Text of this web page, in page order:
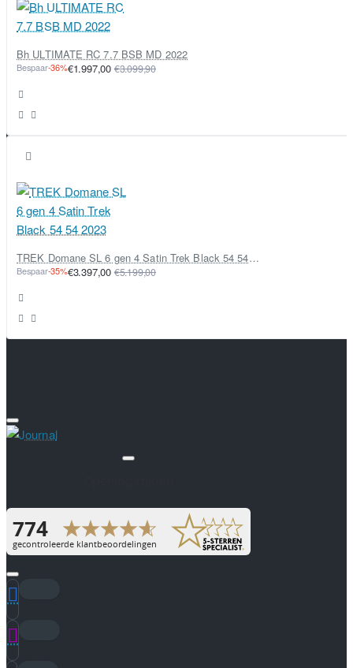
Bh ULTIMATE RC 7.7 BSB MD 2022
Bespaar-36%€1.997,00 €3.099,90
TREK Domane SL 6 gen 4 Satin Trek Black 54 54 2023
Bespaar-35%€3.397,00 €5.199,00